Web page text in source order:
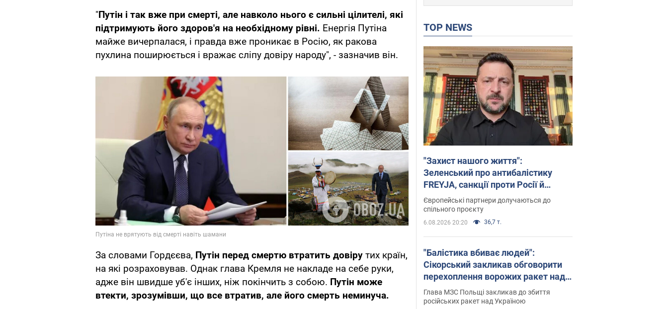
"Путін і так вже при смерті, але навколо нього є сильні цілителі, які
підтримують його здоров'я на необхідному рівні. Енергія Путіна
майже вичерпалася, і правда вже проникає в Росію, як ракова
пухлина поширюється і вражає сліпу довіру народу", - зазначив він.
За словами Гордєєва, Путін перед смертю втратить довіру тих країн,
на які розраховував. Однак глава Кремля не накладе на себе руки,
адже він швидше уб'є інших, ніж покінчить з собою. Путін може
втекти, зрозумівши, що все втратив, але його смерть неминуча.
TOP NEWS
"Захист нашого життя":
Зеленський про антибалістику
FREYJA, санкції проти Росії й
підтримку аграріїв. Відео
Європейські партнери долучаються до
спільного проєкту
6.08.2026 20:20 36,7 т.
"Балістика вбиває людей":
Сікорський закликав обговорити
перехоплення ворожих ракет над
Україною
Глава МЗС Польщі закликав до збиття
російських ракет над Україною